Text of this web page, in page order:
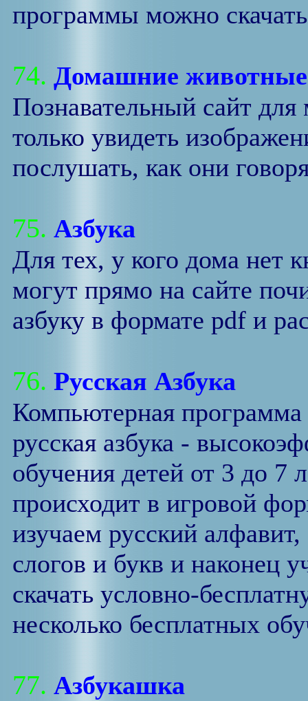
программы можно
74. Домашние животные
Познавательный сайт
только увидеть
послушать, как они
75. Азбука
Для тех, у кого дома нет
могут прямо на сайте
азбуку в формате pdf и
76. Русская Азбука
Компьютерная
русская азбука -
обучения детей от 3 до 7
происходит в игровой
изучаем русский
слогов и букв и наконец
скачать условно-
несколько бесплатных
77. Азбукашка